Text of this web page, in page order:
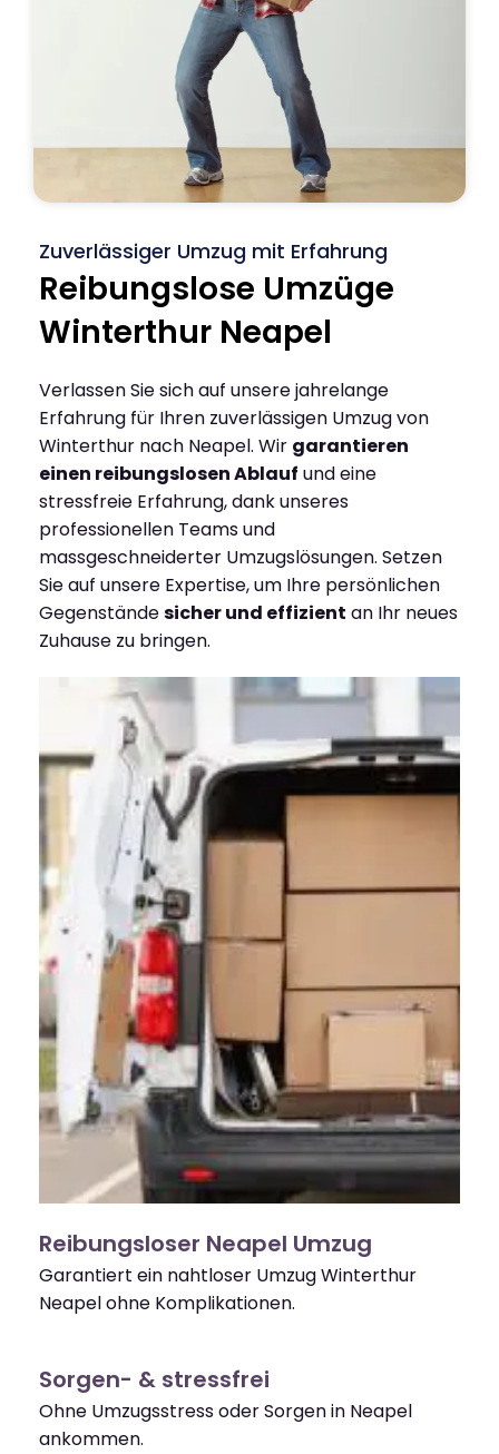
Zuverlässiger Umzug mit Erfahrung
Reibungslose Umzüge
Winterthur Neapel
Verlassen Sie sich auf unsere jahrelange
Erfahrung für Ihren zuverlässigen Umzug von
Winterthur nach Neapel. Wir garantieren
einen reibungslosen Ablauf und eine
stressfreie Erfahrung, dank unseres
professionellen Teams und
massgeschneiderter Umzugslösungen. Setzen
Sie auf unsere Expertise, um Ihre persönlichen
Gegenständesicher und effizient an Ihr neues
Zuhause zu bringen.
Reibungsloser Neapel Umzug
Garantiert ein nahtloser Umzug Winterthur
Neapel ohne Komplikationen.
Sorgen- & stressfrei
Ohne Umzugsstress oder Sorgen in Neapel
ankommen.